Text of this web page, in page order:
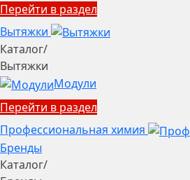
Перейти в раздел
Вытяжки
Каталог/
Вытяжки
Модули
Перейти в раздел
Профессиональная химия
Бренды
Каталог/